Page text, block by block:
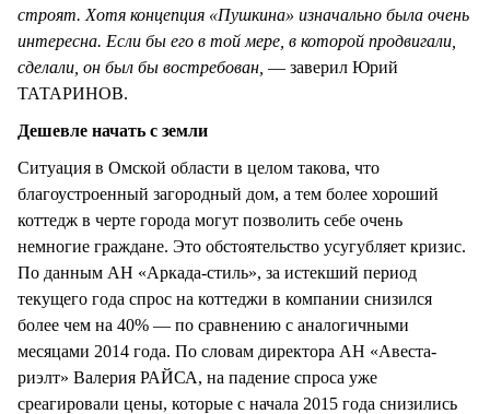
строят. Хотя концепция «Пушкина» изначально была очень
интересна. Если бы его в той мере, в которой продвигали,
сделали, он был бы востребован, — заверил Юрий
ТАТАРИНОВ.
Дешевле начать с земли
Ситуация в Омской области в целом такова, что
благоустроенный загородный дом, а тем более хороший
коттедж в черте города могут позволить себе очень
немногие граждане. Это обстоятельство усугубляет кризис.
По данным АН «Аркада-стиль», за истекший период
текущего года спрос на коттеджи в компании снизился
более чем на 40% — по сравнению с аналогичными
месяцами 2014 года. По словам директора АН «Авеста-
риэлт» Валерия РАЙСА, на падение спроса уже
среагировали цены, которые с начала 2015 года снизились